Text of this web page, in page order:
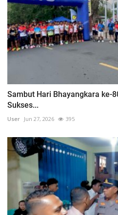
​Sambut Hari Bhayangkara ke-
Sukses...
User Jun 27, 2026 395